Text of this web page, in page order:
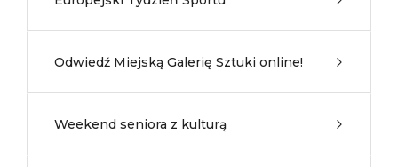
Odwiedź Miejską Galerię Sztuki online!
Weekend seniora z kulturą